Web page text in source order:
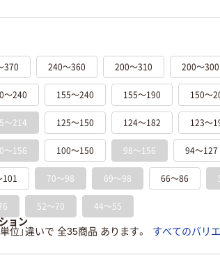
370 240～360 200～310 200～300
～240 155～240 155～190 150～
～214 125～150 124～182 123～
～156 100～150 98～156 94～127
101 70～98 69～98 66～86
52～70 44～55
ョン
単位」違いで 全35商品 あります。
すべてのバリ